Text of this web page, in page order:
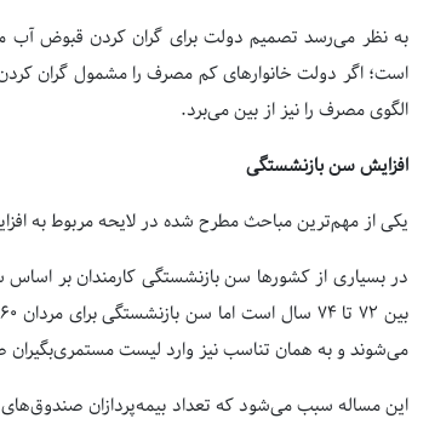
به نظر می‌رسد تصمیم دولت برای گران کردن قبوض آب
است؛ اگر دولت خانوارهای کم مصرف را مشمول گران
الگوی مصرف را نیز از بین می‌برد.
افزایش سن بازنشستگی
یکی از مهم‌ترین مباحث مطرح شده در لایحه مربوط به
در بسیاری از کشورها سن بازنشستگی کارمندان بر
می‌شوند و به همان تناسب نیز وارد لیست
این مساله سبب می‌شود که تعداد بیمه‌پردازان